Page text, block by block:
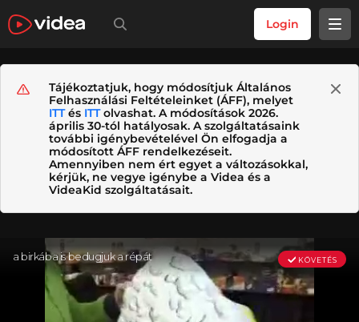
Login
Tájékoztatjuk, hogy módosítjuk Általános
Felhasználási Feltételeinket (ÁFF), melyet
ITTés ITTolvashat. A módosítások 2026.
április 30-tól hatályosak. A szolgáltatásaink
további igénybevételével Ön elfogadja a
módosított ÁFF rendelkezéseit.
Amennyiben nem ért egyet a változásokkal,
kérjük, ne vegye igénybe a Videa és a
VideaKid szolgáltatásait.